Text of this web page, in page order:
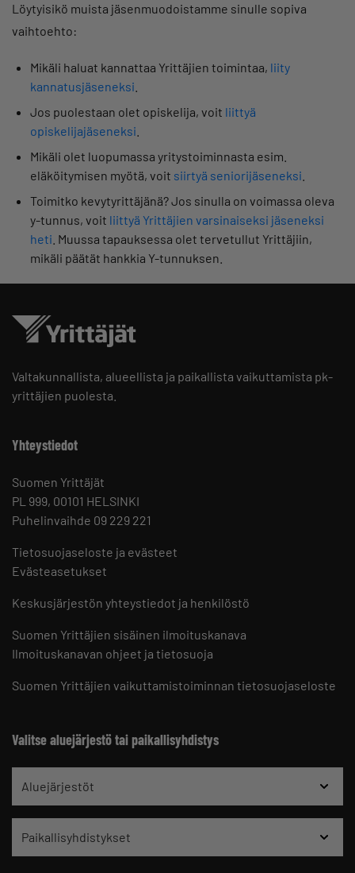
Löytyisikö muista jäsenmuodoistamme sinulle sopiva
vaihtoehto:
Mikäli haluat kannattaa Yrittäjien toimintaa, liity
kannatusjäseneksi
Jos puolestaan olet opiskelija, voit liittyä
opiskelijajäseneksi
Mikäli olet luopumassa yritystoiminnasta esim.
eläköitymisen myötä, voit siirtyä seniorijäseneksi
Toimitko kevytyrittäjänä? Jos sinulla on voimassa oleva
y-tunnus, voit liittyä Yrittäjien varsinaiseksi jäseneksi
heti . Muussa tapauksessa olet tervetullut Yrittäjiin,
mikäli päätät hankkia Y-tunnuksen.
Valtakunnallista, alueellista ja paikallista vaikuttamista pk-
yrittäjien puolesta.
Yhteystiedot
Suomen Yrittäjät
PL 999, 00101 HELSINKI
Puhelinvaihde 09 229 221
Tietosuojaseloste ja evästeet
Evästeasetukset
Keskusjärjestön yhteystiedot ja henkilöstö
Suomen Yrittäjien sisäinen ilmoituskanava
Ilmoituskanavan ohjeet ja tietosuoja
Suomen Yrittäjien vaikuttamistoiminnan tietosuojaseloste
Valitse aluejärjestö tai paikallisyhdistys
Aluejärjestöt
Paikallisyhdistykset